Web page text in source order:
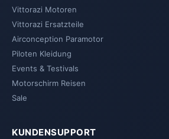
Vittorazi Motoren
Vittorazi Ersatzteile
Airconception Paramotor
Piloten Kleidung
Events & Testivals
Motorschirm Reisen
Sale
KUNDENSUPPORT